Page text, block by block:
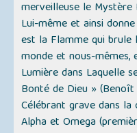
merveilleuse le Mystère
Lui-même et ainsi
est la Flamme qui
monde et nous-
Lumière dans Laquelle
Bonté de Dieu »
Célébrant grave dans la
Alpha et Omega